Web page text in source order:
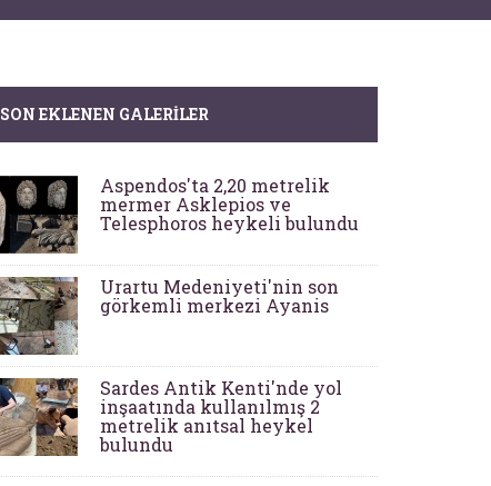
SON EKLENEN GALERILER
Aspendos'ta 2,20 metrelik
mermer Asklepios ve
Telesphoros heykeli bulundu
Urartu Medeniyeti'nin son
görkemli merkezi Ayanis
Sardes Antik Kenti'nde yol
inşaatında kullanılmış 2
metrelik anıtsal heykel
bulundu